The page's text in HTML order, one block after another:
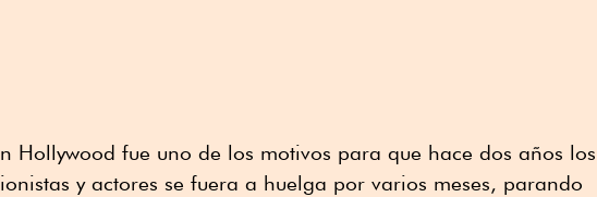
Hollywood fue uno de los motivos para que hace dos años los
y actores se fuera a huelga por varios meses, parando